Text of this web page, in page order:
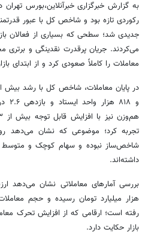
به گزارش خبرگزاری خبرآنلاین،بورس
جدیدی شد؛ سطحی که بسیاری از فعالان
می‌کردند. جریان پرقدرت نقدینگی و
معاملات را کاملاً صعودی کرد و از ابتدای
و
تجربه کرد؛ موضوعی که نشان می‌دهد
شاخص‌ساز نبوده و سهام کوچک و
داشته‌اند.
رفته است؛ ارقامی که از افزایش تحرک
بازار حکایت دارد.